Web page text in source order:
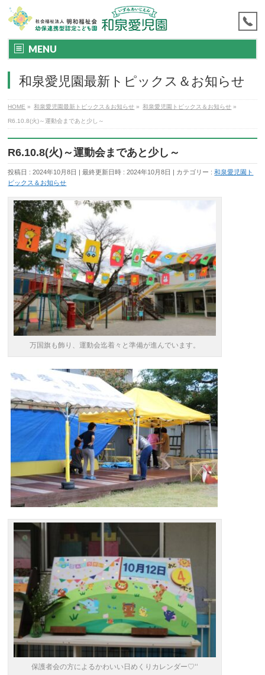
MENU
和泉愛児園最新トピックス＆お知らせ
HOME » 和泉愛児園最新トピックス＆お知らせ » 和泉愛児園トピックス＆お知らせ »
R6.10.8(火)～運動会まであと少し～
R6.10.8(火)～運動会まであと少し～
投稿日 : 2024年10月8日 最終更新日時 : 2024年10月8日 カテゴリー :和泉愛児園ト
ピックス＆お知らせ
万国旗も飾り、運動会迄着々と準備が進んでいます。
保護者会の方によるかわいい日めくりカレンダー♡‘‘